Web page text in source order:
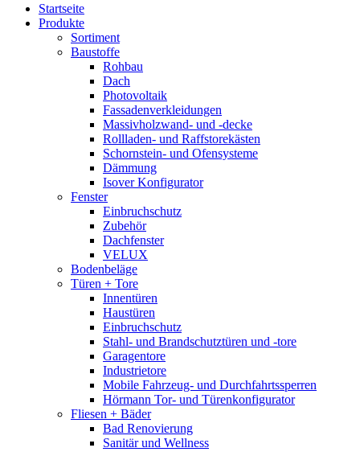
Startseite
Produkte
Sortiment
Baustoffe
Rohbau
Dach
Photovoltaik
Fassadenverkleidungen
Massivholzwand- und -decke
Rollladen- und Raffstorekästen
Schornstein- und Ofensysteme
Dämmung
Isover Konfigurator
Fenster
Einbruchschutz
Zubehör
Dachfenster
VELUX
Bodenbeläge
Türen + Tore
Innentüren
Haustüren
Einbruchschutz
Stahl- und Brandschutztüren und -tore
Garagentore
Industrietore
Mobile Fahrzeug- und Durchfahrtssperren
Hörmann Tor- und Türenkonfigurator
Fliesen + Bäder
Bad Renovierung
Sanitär und Wellness